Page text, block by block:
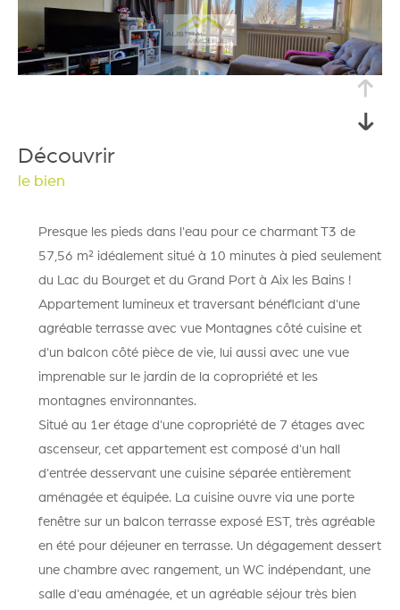
découvrir
le bien
Presque les pieds dans l'eau pour ce charmant T3 de
57,56 m² idéalement situé à 10 minutes à pied seulement
du Lac du Bourget et du Grand Port à Aix les Bains !
Appartement lumineux et traversant bénéficiant d'une
agréable terrasse avec vue Montagnes côté cuisine et
d'un balcon côté pièce de vie, lui aussi avec une vue
imprenable sur le jardin de la copropriété et les
montagnes environnantes.
Situé au 1er étage d'une copropriété de 7 étages avec
ascenseur, cet appartement est composé d'un hall
d'entrée desservant une cuisine séparée entièrement
aménagée et équipée. La cuisine ouvre via une porte
fenêtre sur un balcon terrasse exposé EST, très agréable
en été pour déjeuner en terrasse. Un dégagement dessert
une chambre avec rangement, un WC indépendant, une
salle d'eau aménagée, et un agréable séjour très bien